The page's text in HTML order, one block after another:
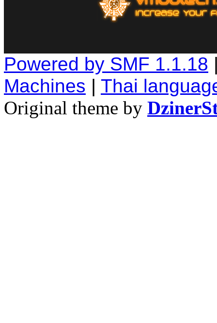
Powered by SMF 1.1.18
Machines | Thai
Original theme by